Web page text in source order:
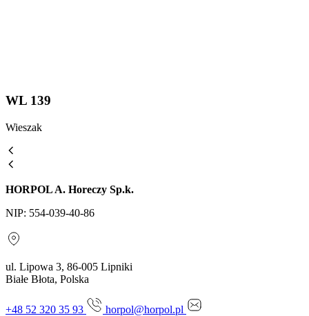
WL 139
Wieszak
HORPOL A. Horeczy Sp.k.
NIP: 554-039-40-86
ul. Lipowa 3, 86-005 Lipniki
Białe Błota, Polska
+48 52 320 35 93 horpol@horpol.pl